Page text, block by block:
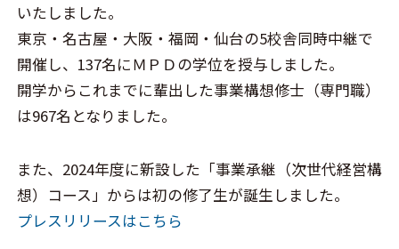
いたしました。
東京・名古屋・大阪・福岡・仙台の5校舎同時中継で
開催し、137名にＭＰＤの学位を授与しました。
開学からこれまでに輩出した事業構想修士（専門職）
は967名となりました。
また、2024年度に新設した「事業承継（次世代経営構
想）コース」からは初の修了生が誕生しました。
プレスリリースはこちら